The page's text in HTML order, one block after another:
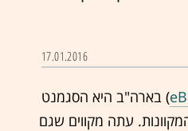
17.01.2016
) בארה"ב היא הסגמנט
עתה מקווים שגם